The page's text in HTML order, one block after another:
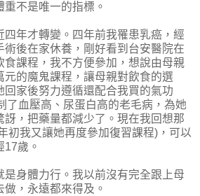
不是唯一的指標。
四年才轉變。四年前我罹患乳癌，經
術後在家休養，剛好看到台安醫院在
食課程，我不方便參加，想說由母親
元的魔鬼課程，讓母親對飲食的選
回家後努力遵循還配合我買的氣功
了血壓高、尿蛋白高的老毛病，為她
訝，把藥量都減少了。現在我回想那
初我又讓她再度參加復習課程)，可以
歲。
是身體力行。我以前沒有完全跟上母
，永遠都來得及。